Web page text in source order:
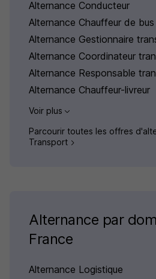
Alternance Conducteur
Alternance Chauffeur de bus
Alternance Gestionnaire
Alternance Coordinateur
Alternance Responsable
Alternance Chauffeur-livreur
Voir plus
Parcourir toutes les offres
Transport
Alternance par
France
Alternance Logistique